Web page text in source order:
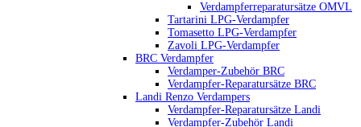
Verdampferreparatursätze OMVL
Tartarini LPG-Verdampfer
Tomasetto LPG-Verdampfer
Zavoli LPG-Verdampfer
BRC Verdampfer
Verdamper-Zubehör BRC
Verdampfer-Reparatursätze BRC
Landi Renzo Verdampers
Verdampfer-Reparatursätze Landi
Verdampfer-Zubehör Landi